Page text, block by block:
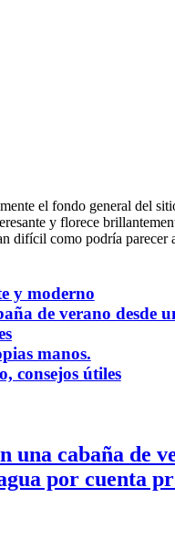
el fondo general del
y florece
difícil como podría parecer
y moderno
de verano desde
manos.
consejos útiles
cabaña de
por cuenta